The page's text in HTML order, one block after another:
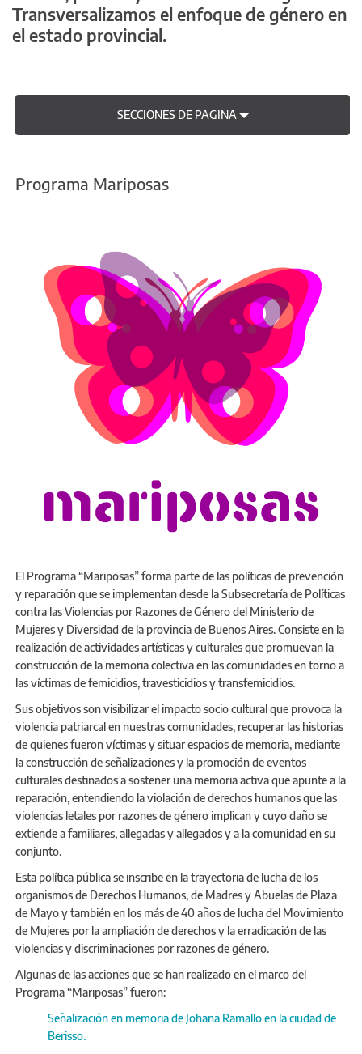
Transversalizamos el enfoque de género en
el estado provincial.
SECCIONES DE PAGINA
Programa Mariposas
El Programa “Mariposas” forma parte de las políticas de prevención
y reparación que se implementan desde la Subsecretaría de Políticas
contra las Violencias por Razones de Género del Ministerio de
Mujeres y Diversidad de la provincia de Buenos Aires. Consiste en la
realización de actividades artísticas y culturales que promuevan la
construcción de la memoria colectiva en las comunidades en torno a
las víctimas de femicidios, travesticidios y transfemicidios.
Sus objetivos son visibilizar el impacto socio cultural que provoca la
violencia patriarcal en nuestras comunidades, recuperar las historias
de quienes fueron víctimas y situar espacios de memoria, mediante
la construcción de señalizaciones y la promoción de eventos
culturales destinados a sostener una memoria activa que apunte a la
reparación, entendiendo la violación de derechos humanos que las
violencias letales por razones de género implican y cuyo daño se
extiende a familiares, allegadas y allegados y a la comunidad en su
conjunto.
Esta política pública se inscribe en la trayectoria de lucha de los
organismos de Derechos Humanos, de Madres y Abuelas de Plaza
de Mayo y también en los más de 40 años de lucha del Movimiento
de Mujeres por la ampliación de derechos y la erradicación de las
violencias y discriminaciones por razones de género.
Algunas de las acciones que se han realizado en el marco del
Programa “Mariposas” fueron:
Señalización en memoria de Johana Ramallo en la ciudad de
Berisso.